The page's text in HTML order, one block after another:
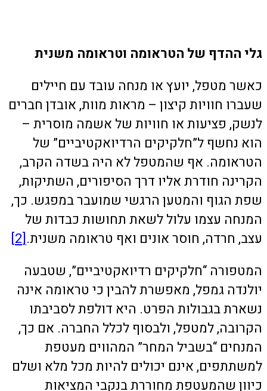
גלי ההדף של הטראומה וטראומה משנית
כאשר מטפל, יועץ או מנחה עובד עם חיילים
שעברו חוויות קיצון – מראות מוות, אובדן חברים
לנשק, פציעות או חוויות של אשמה מוסרית –
הוא נחשף ל”חלקיקים הרדיואקטיביים” של
הטראומה. אף שהמטפל לא היה בשדה הקרב,
הקרינה חודרת אליו דרך הסיפורים, השתיקות,
שפת הגוף והמטען הרגשי שמועבר במפגש. כך,
המנחה עצמו עלול לשאת תחושות כבדות של
עצב, חרדה, חוסר אונים ואף טראומה משנית.[2]
המטפורה “חלקיקים רדיואקטיביים”, שטבעה
יולנדה גמפל, מאפשרת להבין כי טראומה אינה
נשארת בגבולות הפרט. היא דולפת לסביבתו
הקרובה, למטפל, ולבסוף לכלל החברה. אם כך,
המנחים “בשביל המחר” המהווים מעטפת
למשתתפים, אינם יכולים להיות מכל מלא ושלם
כיוון שהמעטפת מחוררת בנקבי המציאות